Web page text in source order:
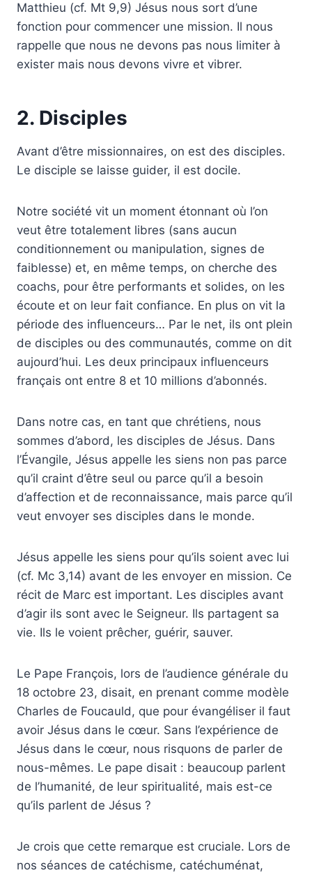
Matthieu (cf. Mt 9,9) Jésus nous sort d’une
fonction pour commencer une mission. Il nous
rappelle que nous ne devons pas nous limiter à
exister mais nous devons vivre et vibrer.
2. Disciples
Avant d’être missionnaires, on est des disciples.
Le disciple se laisse guider, il est docile.
Notre société vit un moment étonnant où l’on
veut être totalement libres (sans aucun
conditionnement ou manipulation, signes de
faiblesse) et, en même temps, on cherche des
coachs, pour être performants et solides, on les
écoute et on leur fait confiance. En plus on vit la
période des influenceurs… Par le net, ils ont plein
de disciples ou des communautés, comme on dit
aujourd’hui. Les deux principaux influenceurs
français ont entre 8 et 10 millions d’abonnés.
Dans notre cas, en tant que chrétiens, nous
sommes d’abord, les disciples de Jésus. Dans
l’Évangile, Jésus appelle les siens non pas parce
qu’il craint d’être seul ou parce qu’il a besoin
d’affection et de reconnaissance, mais parce qu’il
veut envoyer ses disciples dans le monde.
Jésus appelle les siens pour qu’ils soient avec lui
(cf. Mc 3,14) avant de les envoyer en mission. Ce
récit de Marc est important. Les disciples avant
d’agir ils sont avec le Seigneur. Ils partagent sa
vie. Ils le voient prêcher, guérir, sauver.
Le Pape François, lors de l’audience générale du
18 octobre 23, disait, en prenant comme modèle
Charles de Foucauld, que pour évangéliser il faut
avoir Jésus dans le cœur. Sans l’expérience de
Jésus dans le cœur, nous risquons de parler de
nous-mêmes. Le pape disait : beaucoup parlent
de l’humanité, de leur spiritualité, mais est-ce
qu’ils parlent de Jésus ?
Je crois que cette remarque est cruciale. Lors de
nos séances de catéchisme, catéchuménat,